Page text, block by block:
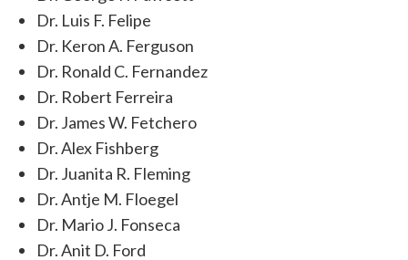
Dr. Luis F. Felipe
Dr. Keron A. Ferguson
Dr. Ronald C. Fernandez
Dr. Robert Ferreira
Dr. James W. Fetchero
Dr. Alex Fishberg
Dr. Juanita R. Fleming
Dr. Antje M. Floegel
Dr. Mario J. Fonseca
Dr. Anit D. Ford